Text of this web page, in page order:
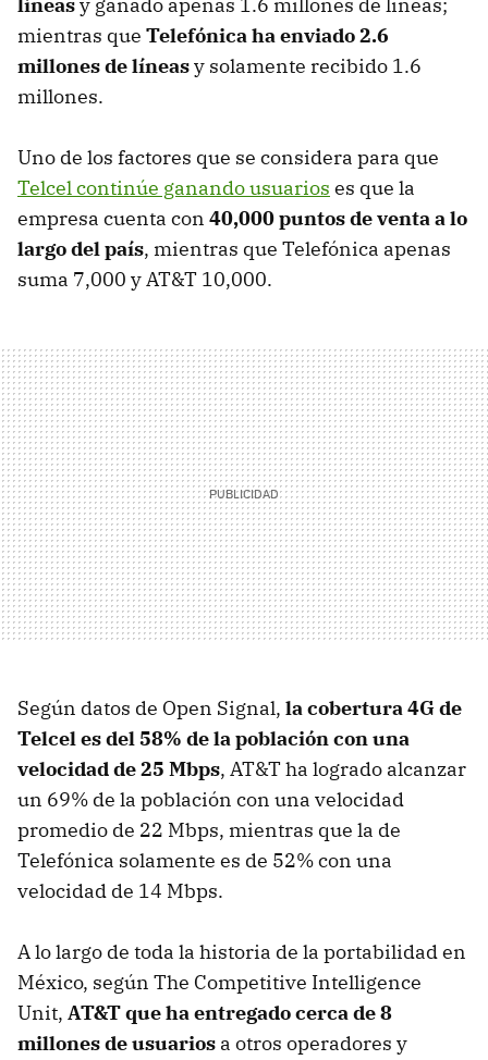
mientras que Telefónica ha enviado 2.6
millones de líneasy solamente recibido 1.6
millones.
Uno de los factores que se considera para que
Telcel continúe ganando usuarios es que la
empresa cuenta con 40,000 puntos de venta a lo
largo del país, mientras que Telefónica apenas
suma 7,000 y AT&T 10,000.
Según datos de Open Signal, la cobertura 4G de
Telcel es del 58% de la población con una
velocidad de 25 Mbps, AT&T ha logrado alcanzar
un 69% de la población con una velocidad
promedio de 22 Mbps, mientras que la de
Telefónica solamente es de 52% con una
velocidad de 14 Mbps.
A lo largo de toda la historia de la portabilidad en
México, según The Competitive Intelligence
Unit, AT&T que ha entregado cerca de 8
millones de usuarios a otros operadores y